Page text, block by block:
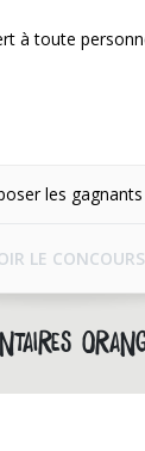
à toute
les gagnants
LE CONCOURS